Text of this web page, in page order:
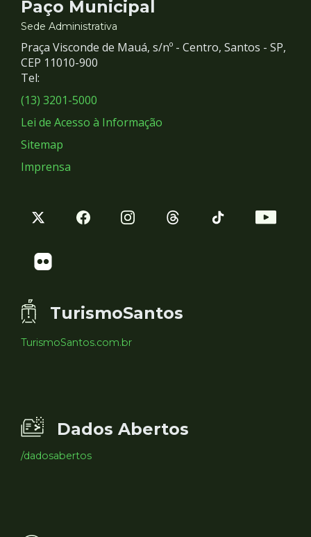
e
Redes
Sociais
Paço Municipal
Sede Administrativa
Praça Visconde de Mauá, s/nº - Centro, Santos - SP,
CEP 11010-900
Tel:
(13) 3201-5000
Lei de Acesso à Informação
Sitemap
Imprensa
TurismoSantos
TurismoSantos.com.br
Dados Abertos
/dadosabertos